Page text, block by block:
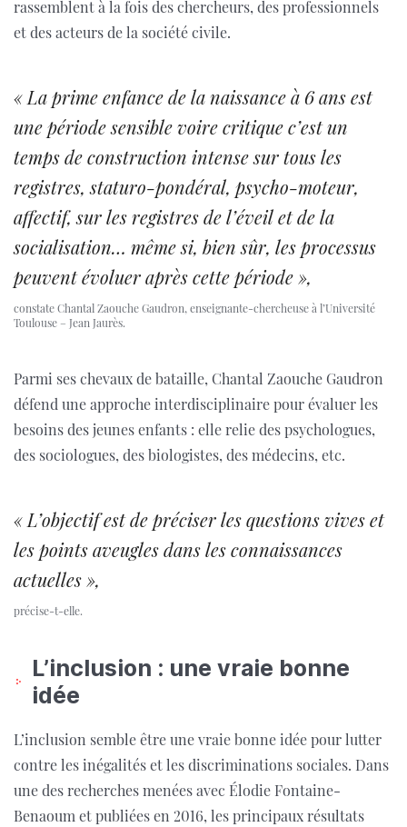
rassemblent à la fois des chercheurs, des professionnels
et des acteurs de la société civile.
« La prime enfance de la naissance à 6 ans est
une période sensible voire critique c’est un
temps de construction intense sur tous les
registres, staturo-pondéral, psycho-moteur,
affectif, sur les registres de l’éveil et de la
socialisation… même si, bien sûr, les processus
peuvent évoluer après cette période »,
constate Chantal Zaouche Gaudron, enseignante-chercheuse à l’Université
Toulouse – Jean Jaurès.
Parmi ses chevaux de bataille, Chantal Zaouche Gaudron
défend une approche interdisciplinaire pour évaluer les
besoins des jeunes enfants : elle relie des psychologues,
des sociologues, des biologistes, des médecins, etc.
« L’objectif est de préciser les questions vives et
les points aveugles dans les connaissances
actuelles »,
précise-t-elle.
L’inclusion : une vraie bonne
idée
L’inclusion semble être une vraie bonne idée pour lutter
contre les inégalités et les discriminations sociales. Dans
une des recherches menées avec Élodie Fontaine-
Benaoum et publiées en 2016, les principaux résultats